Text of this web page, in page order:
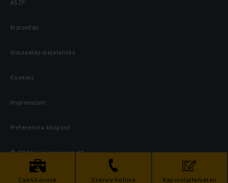
Call4Service Szerviz hotline Kapcsolatfelvételi
ÁSZF
Biztosítás
Visszaélés-bejelentés
Cookies
Impresszum
Preferencia központ
© 2026 Jungheinrich AG